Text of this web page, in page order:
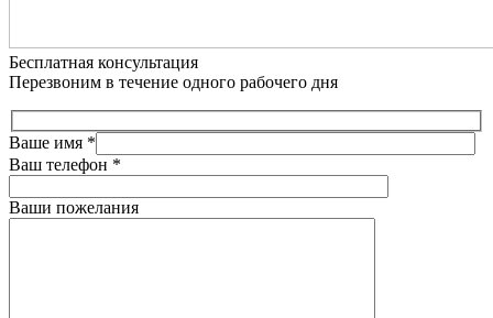
Бесплатная консультация
Перезвоним в течение одного рабочего дня
Ваше имя *
Ваш телефон *
Ваши пожелания